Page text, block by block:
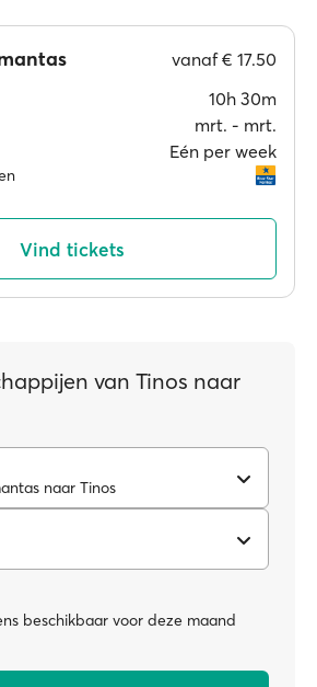
vanaf€ 17.50
10h 30m
mrt. ‐ mrt.
Eén per week
Vind tickets
van Tinos naar
naar Tinos
beschikbaar voor deze maand